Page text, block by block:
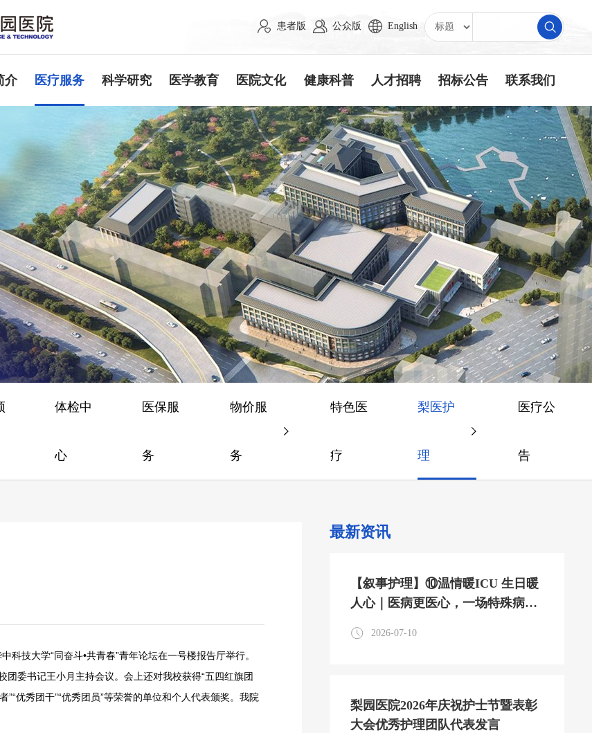
患者版 公众版 English
介 医疗服务 科学研究 医学教育 医院文化 健康科普 人才招聘 招标公告 联系我们
体检中
心
医保服
务
物价服
务
特色医
疗
梨医护
理
医疗公
告
技大学“同奋斗•共青春”青年论坛在一号楼报告厅举行。
委书记王小月主持会议。会上还对我校获得“五四红旗团
”“优秀团干”“优秀团员”等荣誉的单位和个人代表颁奖。我院
最新资讯
【叙事护理】⑩温情暖ICU 生日暖
人心｜医病更医心，一场特殊病房
2026-07-10
梨园医院2026年庆祝护士节暨表彰
大会优秀护理团队代表发言